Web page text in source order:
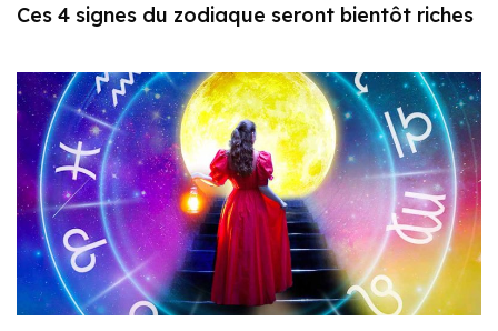
Ces 4 signes du zodiaque seront bientôt riches